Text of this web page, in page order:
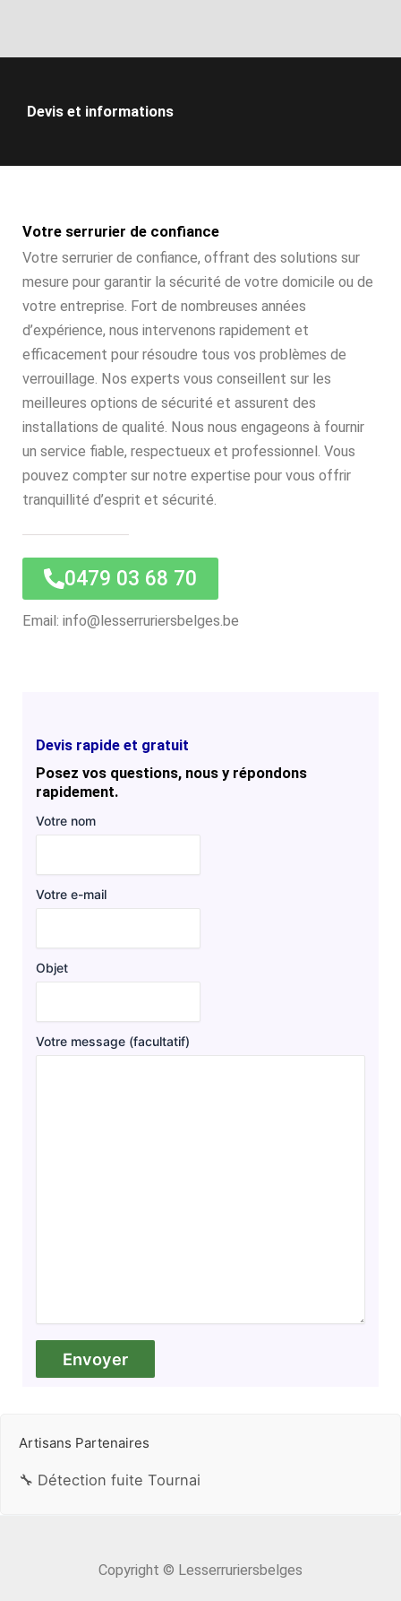
Devis et informations
Votre serrurier de confiance
Votre serrurier de confiance, offrant des solutions sur
mesure pour garantir la sécurité de votre domicile ou de
votre entreprise. Fort de nombreuses années
d’expérience, nous intervenons rapidement et
efficacement pour résoudre tous vos problèmes de
verrouillage. Nos experts vous conseillent sur les
meilleures options de sécurité et assurent des
installations de qualité. Nous nous engageons à fournir
un service fiable, respectueux et professionnel. Vous
pouvez compter sur notre expertise pour vous offrir
tranquillité d’esprit et sécurité.
0479 03 68 70
Email: info@lesserruriersbelges.be
Devis rapide et gratuit
Posez vos questions, nous y répondons
rapidement.
Votre nom
Votre e-mail
Objet
Votre message (facultatif)
Artisans Partenaires
🔧 Détection fuite Tournai
Copyright © Lesserruriersbelges